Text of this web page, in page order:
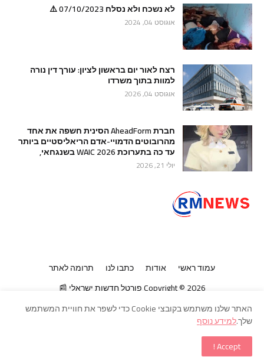
לא נשכח ולא נסלח 07/10/2023 ⚠️
אוגוסט 04, 2024
רצח לאור יום בראשון לציון: עורך דין נורה
למוות בתוך משרדו
אוגוסט 04, 2026
חברת AheadForm הסינית חשפה את אחד
מהרובוטים הדמויי-אדם הריאליסטיים ביותר
עד כה בתערוכת WAIC 2026 בשנגחאי,
יולי 21, 2026
Copyright ©2026 פורטל חדשות ישראלי 📰
עמוד ראשי אודות כתבו לנו תרומה לאתר
האתר שלנו משתמש בקובצי Cookie כדי לשפר את חוויית המשתמש
שלך.למידע נוסף
Accept !